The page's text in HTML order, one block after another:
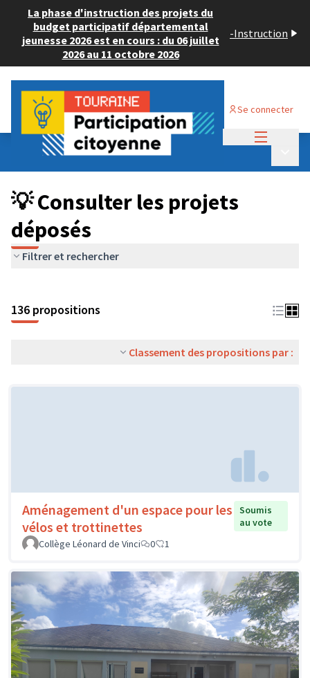
La phase d'instruction des projets du
budget participatif départemental
jeunesse 2026 est en cours : du 06 juillet
2026 au 11 octobre 2026
-Instruction
Se connecter
Budget Participatif JEUNESSE 2024
💡 Consulter les projets déposés
💡 Consulter les projets
déposés
Filtrer et rechercher
136 propositions
Classement des propositions par :
Aménagement d'un espace pour les
vélos et trottinettes
Soumis
au vote
Collège Léonard de Vinci
0 1